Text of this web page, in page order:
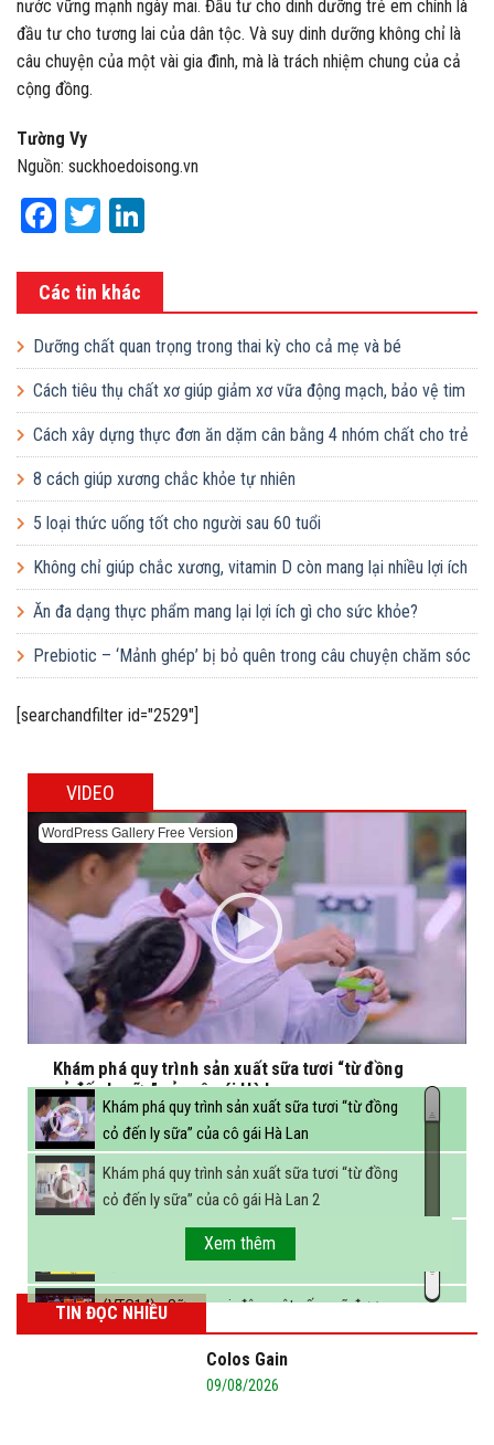
nước vững mạnh ngày mai. Đầu tư cho dinh dưỡng trẻ em chính là
đầu tư cho tương lai của dân tộc. Và suy dinh dưỡng không chỉ là
câu chuyện của một vài gia đình, mà là trách nhiệm chung của cả
cộng đồng.
Tường Vy
Nguồn: suckhoedoisong.vn
Facebook
Twitter
Các tin khác
Dưỡng chất quan trọng trong thai kỳ cho cả mẹ và bé
Cách tiêu thụ chất xơ giúp giảm xơ vữa động mạch, bảo vệ tim
mạch
Cách xây dựng thực đơn ăn dặm cân bằng 4 nhóm chất cho trẻ
8 cách giúp xương chắc khỏe tự nhiên
5 loại thức uống tốt cho người sau 60 tuổi
Không chỉ giúp chắc xương, vitamin D còn mang lại nhiều lợi ích
bất ngờ
Ăn đa dạng thực phẩm mang lại lợi ích gì cho sức khỏe?
Prebiotic – ‘Mảnh ghép’ bị bỏ quên trong câu chuyện chăm sóc
[searchandfilter id="2529"]
VIDEO
WordPress Gallery Free Version
Khám phá quy trình sản xuất sữa tươi “từ đồng
cỏ đến ly sữa” của cô gái Hà Lan
Khám phá quy trình sản xuất sữa tươi “từ đồng
cỏ đến ly sữa” của cô gái Hà Lan
Khám phá quy trình sản xuất sữa tươi “từ đồng
cỏ đến ly sữa” của cô gái Hà Lan 2
FBNC - Ngành sữa hướng tới mục tiêu 3,4 tỷ lít
sữa vào năm 2025
(VTC14) - Sữa ngoại, động vật sống sẽ được
miễn thuế nhập khẩu
Xem thêm
TIN ĐỌC NHIỀU
Colos Gain
09/08/2026